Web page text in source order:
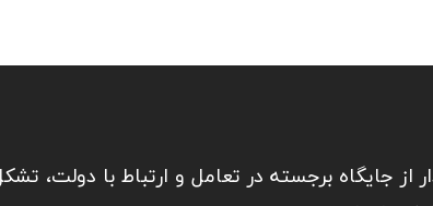
از جایگاه برجسته در تعامل و ارتباط با دولت،